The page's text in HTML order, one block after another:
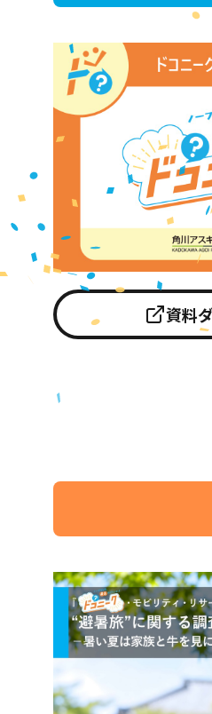
資料